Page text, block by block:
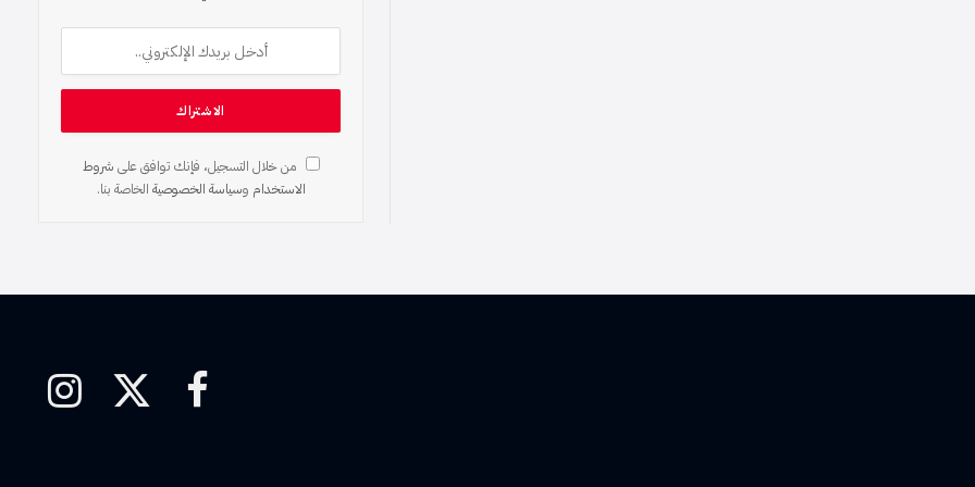
من خلال التسجيل، فإنك توافق على شروط
الاستخدام وسياسة الخصوصية الخاصة بنا.
فيسبوك
X
الانستغرام